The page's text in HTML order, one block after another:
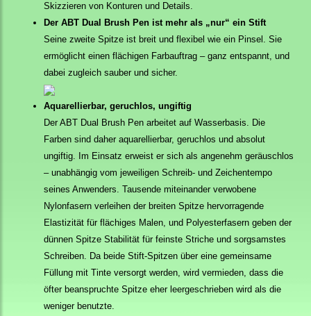
Skizzieren von Konturen und Details.
Der ABT Dual Brush Pen ist mehr als „nur“ ein Stift
Seine zweite Spitze ist breit und flexibel wie ein Pinsel. Sie
ermöglicht einen flächigen Farbauftrag – ganz entspannt, und
dabei zugleich sauber und sicher.
Aquarellierbar, geruchlos, ungiftig
Der ABT Dual Brush Pen arbeitet auf Wasserbasis. Die
Farben sind daher aquarellierbar, geruchlos und absolut
ungiftig. Im Einsatz erweist er sich als angenehm geräuschlos
– unabhängig vom jeweiligen Schreib- und Zeichentempo
seines Anwenders. Tausende miteinander verwobene
Nylonfasern verleihen der breiten Spitze hervorragende
Elastizität für flächiges Malen, und Polyesterfasern geben der
dünnen Spitze Stabilität für feinste Striche und sorgsamstes
Schreiben. Da beide Stift-Spitzen über eine gemeinsame
Füllung mit Tinte versorgt werden, wird vermieden, dass die
öfter beanspruchte Spitze eher leergeschrieben wird als die
weniger benutzte.